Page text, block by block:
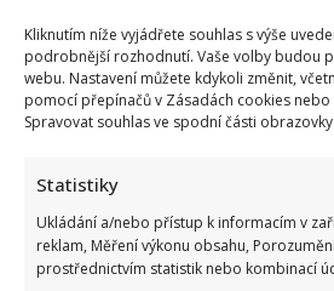
Kliknutím níže vyjádřete souhlas s výše
podrobnější rozhodnutí. Vaše volby budou
webu. Nastavení můžete kdykoli změnit,
pomocí přepínačů v Zásadách cookies
Spravovat souhlas ve spodní části obrazovky.
Statistiky
Ukládání a/nebo přístup k informacím v
reklam, Měření výkonu obsahu,
prostřednictvím statistik nebo kombinací